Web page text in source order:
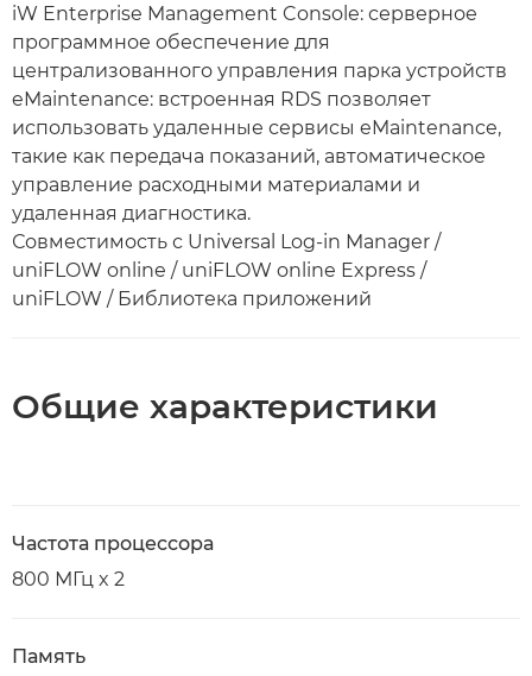
iW Enterprise Management Console: серверное
программное обеспечение для
централизованного управления парка устройств
eMaintenance: встроенная RDS позволяет
использовать удаленные сервисы eMaintenance,
такие как передача показаний, автоматическое
управление расходными материалами и
удаленная диагностика.
Совместимость с Universal Log-in Manager /
uniFLOW online / uniFLOW online Express /
uniFLOW / Библиотека приложений
Общие характеристики
Частота процессора
800 МГц x 2
Память